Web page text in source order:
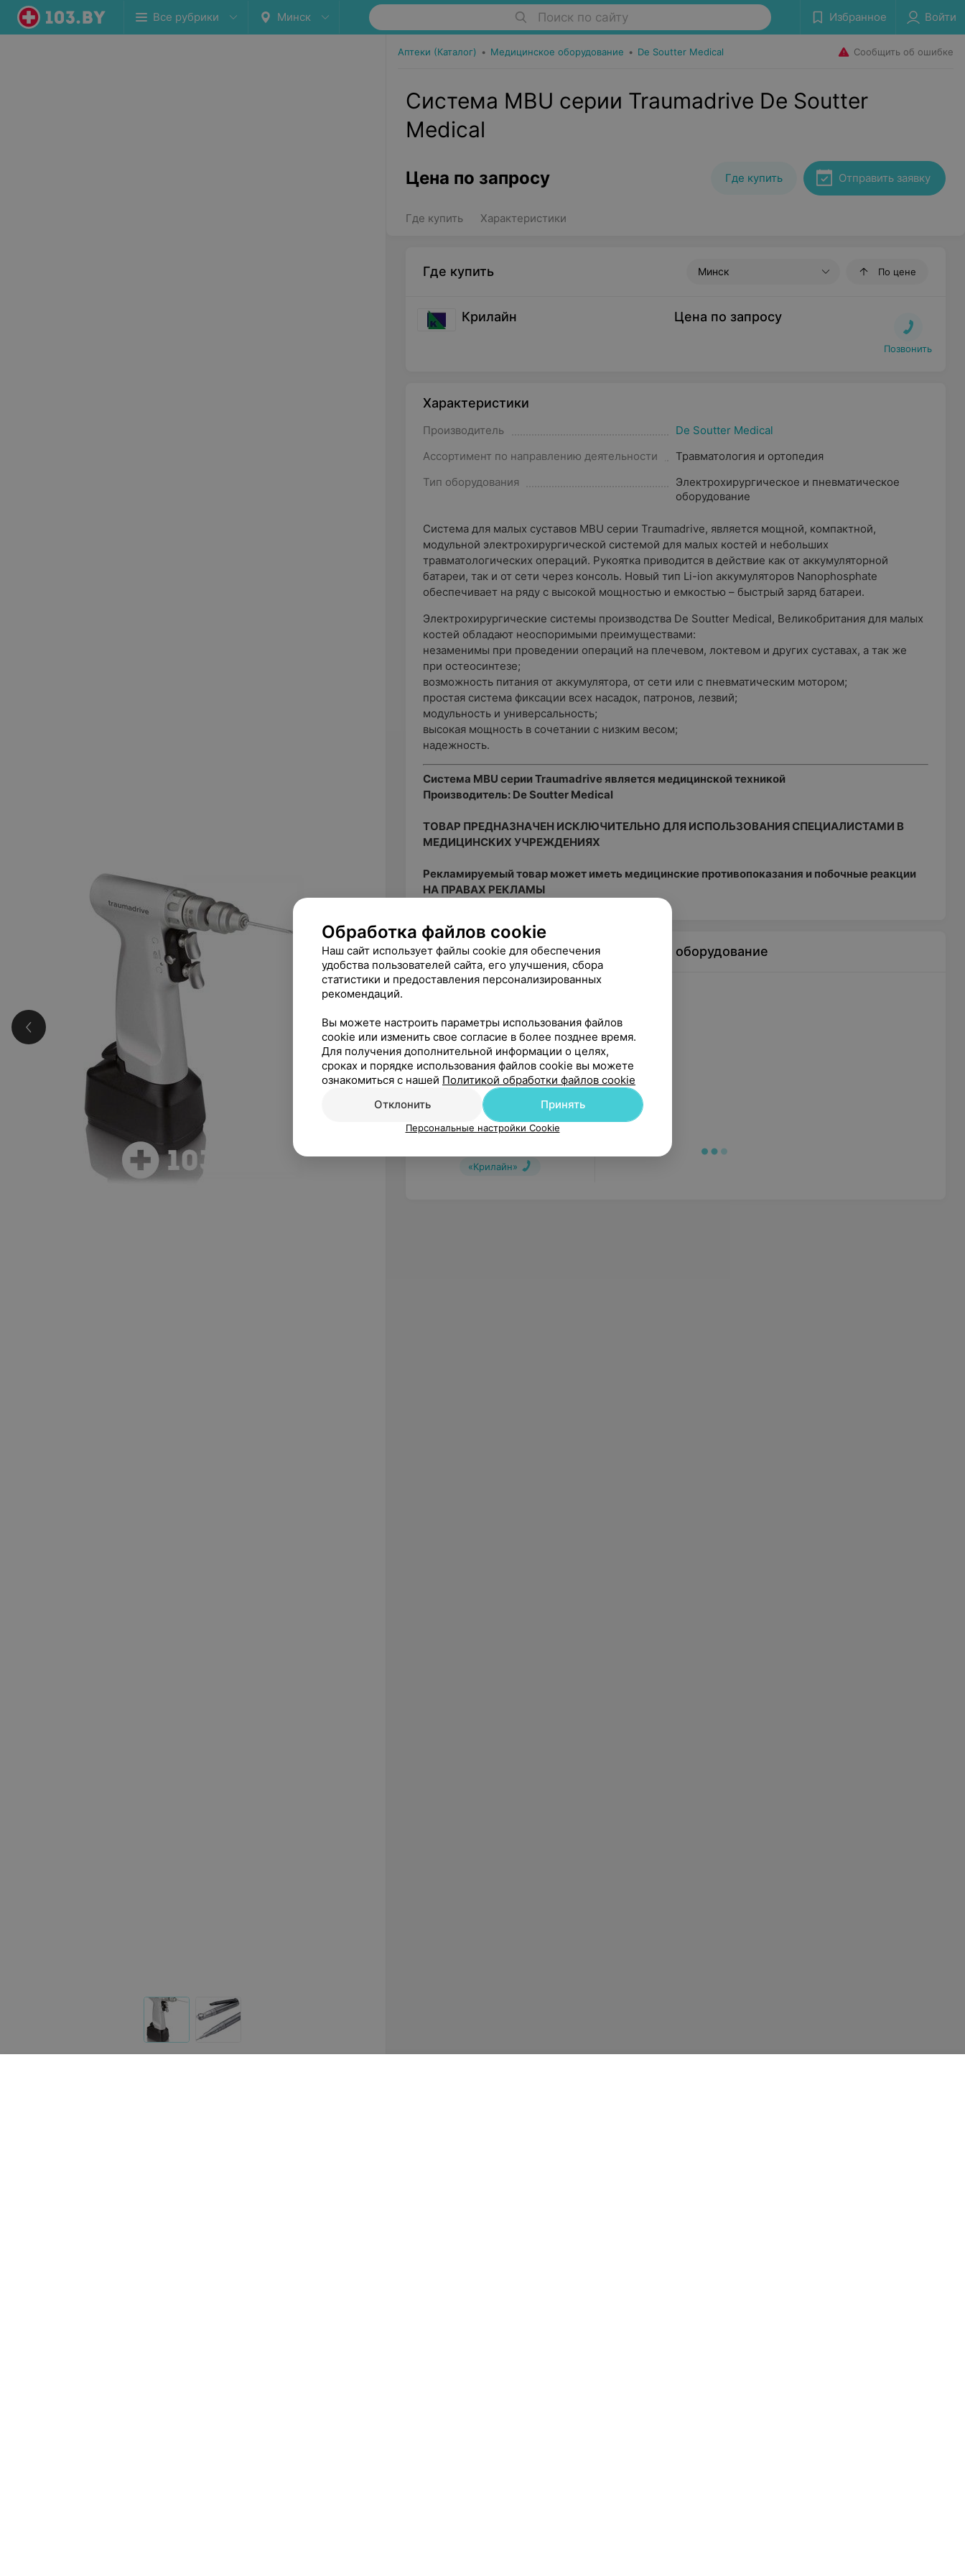
Все рубрики Минск Поиск по сайту Избранное Войти
Аптеки (Каталог) • Медицинское оборудование • De Soutter Medical Сообщить об ошибке
Система MBU серии Traumadrive De Soutter
Medical
Цена по запросу Где купить Отправить заявку
Где купить Характеристики
Где купить Минск По цене
Крилайн Цена по запросу
Позвонить
Характеристики
Производитель
De Soutter Medical
Ассортимент по направлению деятельности
Травматология и ортопедия
Тип оборудования
Электрохирургическое и пневматическое
оборудование
Система для малых суставов MBU серии Traumadrive, является мощной, компактной,
модульной электрохирургической системой для малых костей и небольших
травматологических операций. Рукоятка приводится в действие как от аккумуляторной
батареи, так и от сети через консоль. Новый тип Li-ion аккумуляторов Nanophosphate
обеспечивает на ряду с высокой мощностью и емкостью – быстрый заряд батареи.
Электрохирургические системы производства De Soutter Medical, Великобритания для малых
костей обладают неоспоримыми преимуществами:
незаменимы при проведении операций на плечевом, локтевом и других суставах, а так же
при остеосинтезе;
возможность питания от аккумулятора, от сети или с пневматическим мотором;
простая система фиксации всех насадок, патронов, лезвий;
модульность и универсальность;
высокая мощность в сочетании с низким весом;
надежность.
Система MBU серии Traumadrive является медицинской техникой
Производитель: De Soutter Medical
ТОВАР ПРЕДНАЗНАЧЕН ИСКЛЮЧИТЕЛЬНО ДЛЯ ИСПОЛЬЗОВАНИЯ СПЕЦИАЛИСТАМИ В
МЕДИЦИНСКИХ УЧРЕЖДЕНИЯХ
Рекламируемый товар может иметь медицинские противопоказания и побочные реакции
НА ПРАВАХ РЕКЛАМЫ
Другие товары рубрики Медицинское оборудование
Цена по запросу
De Soutter Medical Система
«Крилайн»
Обработка файлов cookie
Наш сайт использует файлы cookie для обеспечения
удобства пользователей сайта, его улучшения, сбора
статистики и предоставления персонализированных
рекомендаций.
Вы можете настроить параметры использования файлов
cookie или изменить свое согласие в более позднее время.
Для получения дополнительной информации о целях,
сроках и порядке использования файлов cookie вы можете
ознакомиться с нашей Политикой обработки файлов cookie
Отклонить
Принять
Персональные настройки Cookie